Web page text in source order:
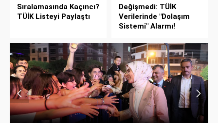
Sıralamasında Kaçıncı?
TÜİK Listeyi Paylaştı
Değişmedi: TÜİK
Verilerinde "Dolaşım
Sistemi" Alarmı!